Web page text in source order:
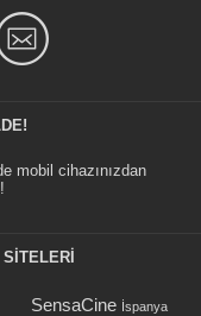
mobil cihazınızdan
SensaCine İspanya